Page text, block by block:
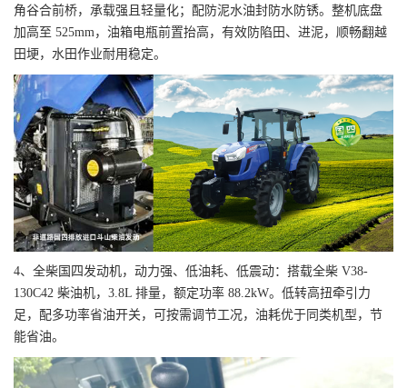
角谷合前桥，承载强且轻量化；配防泥水油封防水防锈。整机底盘
加高至 525mm，油箱电瓶前置抬高，有效防陷田、进泥，顺畅翻越
田埂，水田作业耐用稳定。
4、全柴国四发动机，动力强、低油耗、低震动：搭载全柴 V38-
130C42 柴油机，3.8L 排量，额定功率 88.2kW。低转高扭牵引力
足，配多功率省油开关，可按需调节工况，油耗优于同类机型，节
能省油。